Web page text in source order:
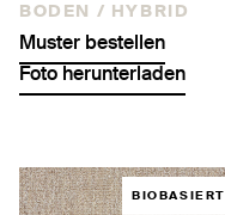
BODEN / HYBRID
Muster bestellen
Foto herunterladen
BIOBASIERT